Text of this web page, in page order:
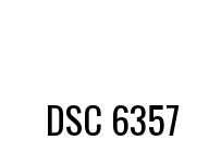
DSC 6357